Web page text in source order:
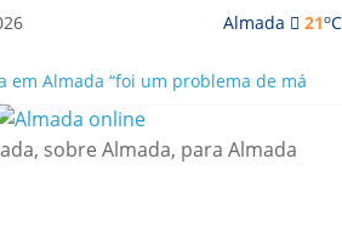
Almada 21oC
em Almada “foi um problema de má
invade a Casa Amarela
60 anos com programa cultural entre
renovada até final de Agosto
sobre Almada, para Almada